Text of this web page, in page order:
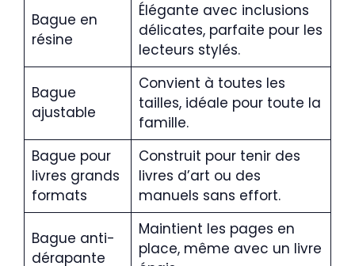
Bague en
résine
Élégante avec inclusions
délicates, parfaite pour les
lecteurs stylés.
Bague
ajustable
Convient à toutes les
tailles, idéale pour toute la
famille.
Bague pour
livres grands
formats
Construit pour tenir des
livres d’art ou des
manuels sans effort.
Bague anti-
dérapante
Maintient les pages en
place, même avec un livre